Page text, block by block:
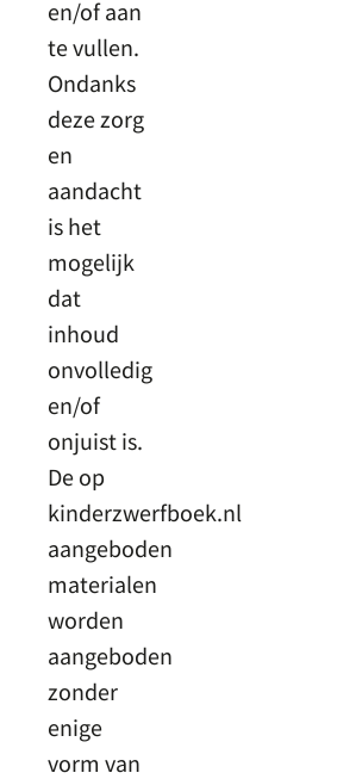
en/of aan
te vullen.
Ondanks
deze zorg
en
aandacht
is het
mogelijk
dat
inhoud
onvolledig
en/of
onjuist is.
De op
kinderzwerfboek.nl
aangeboden
materialen
worden
aangeboden
zonder
enige
vorm van